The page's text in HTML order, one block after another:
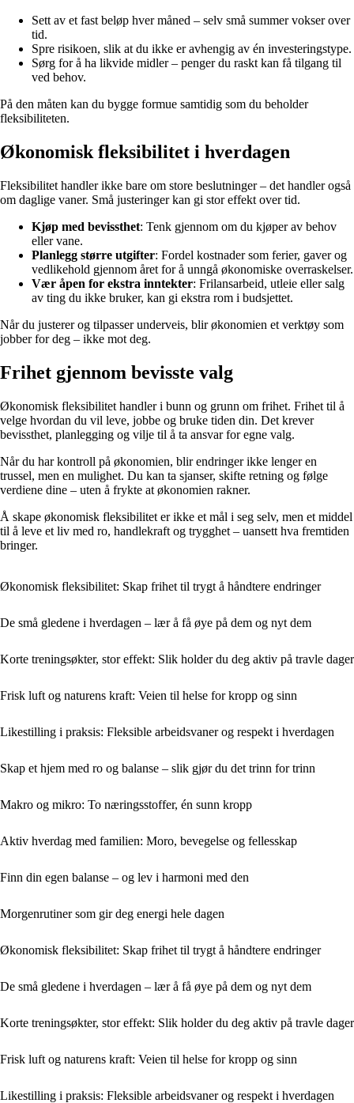
Sett av et fast beløp hver måned – selv små summer vokser over
tid.
Spre risikoen, slik at du ikke er avhengig av én investeringstype.
Sørg for å ha likvide midler – penger du raskt kan få tilgang til
ved behov.
På den måten kan du bygge formue samtidig som du beholder
fleksibiliteten.
Økonomisk fleksibilitet i hverdagen
Fleksibilitet handler ikke bare om store beslutninger – det handler også
om daglige vaner. Små justeringer kan gi stor effekt over tid.
Kjøp med bevissthet: Tenk gjennom om du kjøper av behov
eller vane.
Planlegg større utgifter: Fordel kostnader som ferier, gaver og
vedlikehold gjennom året for å unngå økonomiske overraskelser.
Vær åpen for ekstra inntekter: Frilansarbeid, utleie eller salg
av ting du ikke bruker, kan gi ekstra rom i budsjettet.
Når du justerer og tilpasser underveis, blir økonomien et verktøy som
jobber for deg – ikke mot deg.
Frihet gjennom bevisste valg
Økonomisk fleksibilitet handler i bunn og grunn om frihet. Frihet til å
velge hvordan du vil leve, jobbe og bruke tiden din. Det krever
bevissthet, planlegging og vilje til å ta ansvar for egne valg.
Når du har kontroll på økonomien, blir endringer ikke lenger en
trussel, men en mulighet. Du kan ta sjanser, skifte retning og følge
verdiene dine – uten å frykte at økonomien rakner.
Å skape økonomisk fleksibilitet er ikke et mål i seg selv, men et middel
til å leve et liv med ro, handlekraft og trygghet – uansett hva fremtiden
bringer.
Økonomisk fleksibilitet: Skap frihet til trygt å håndtere endringer
De små gledene i hverdagen – lær å få øye på dem og nyt dem
Korte treningsøkter, stor effekt: Slik holder du deg aktiv på travle dager
Frisk luft og naturens kraft: Veien til helse for kropp og sinn
Likestilling i praksis: Fleksible arbeidsvaner og respekt i hverdagen
Skap et hjem med ro og balanse – slik gjør du det trinn for trinn
Makro og mikro: To næringsstoffer, én sunn kropp
Aktiv hverdag med familien: Moro, bevegelse og fellesskap
Finn din egen balanse – og lev i harmoni med den
Morgenrutiner som gir deg energi hele dagen
Økonomisk fleksibilitet: Skap frihet til trygt å håndtere endringer
De små gledene i hverdagen – lær å få øye på dem og nyt dem
Korte treningsøkter, stor effekt: Slik holder du deg aktiv på travle dager
Frisk luft og naturens kraft: Veien til helse for kropp og sinn
Likestilling i praksis: Fleksible arbeidsvaner og respekt i hverdagen